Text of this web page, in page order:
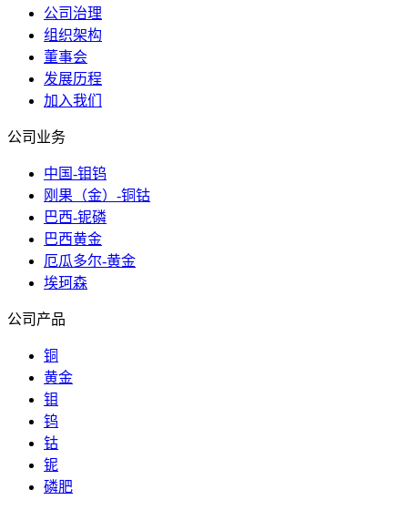
公司治理
组织架构
董事会
发展历程
加入我们
公司业务
中国-钼钨
刚果（金）-铜钴
巴西-铌磷
巴西黄金
厄瓜多尔-黄金
埃珂森
公司产品
铜
黄金
钼
钨
钴
铌
磷肥